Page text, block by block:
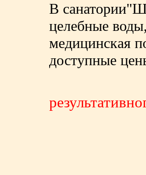
В
целебные
медицинская
доступные